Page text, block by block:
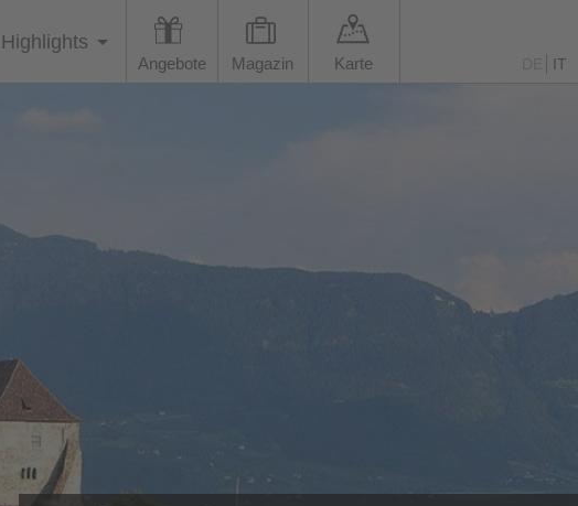
Highlights
Angebote Magazin Karte IT